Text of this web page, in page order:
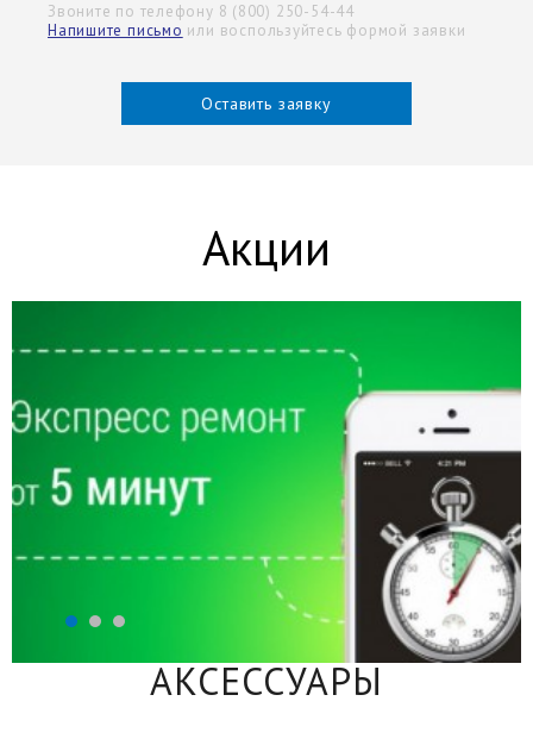
Звоните по телефону 8 (800) 250-54-44
Напишите письмо или воспользуйтесь формой заявки
Оставить заявку
Акции
АКСЕССУАРЫ